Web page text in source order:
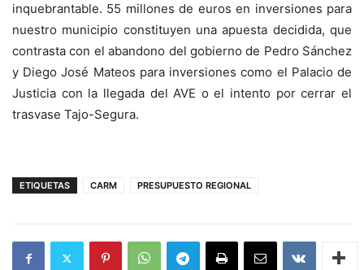
inquebrantable. 55 millones de euros en inversiones para
nuestro municipio constituyen una apuesta decidida, que
contrasta con el abandono del gobierno de Pedro Sánchez
y Diego José Mateos para inversiones como el Palacio de
Justicia con la llegada del AVE o el intento por cerrar el
trasvase Tajo-Segura.
ETIQUETAS CARM PRESUPUESTO REGIONAL